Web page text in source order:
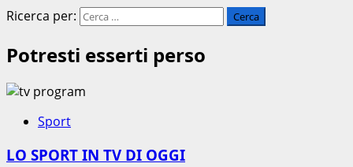
Ricerca per:
Potresti esserti perso
Sport
LO SPORT IN TV DI OGGI